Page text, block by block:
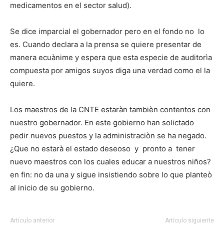
medicamentos en el sector salud).
Se dice imparcial el gobernador pero en el fondo no lo
es. Cuando declara a la prensa se quiere presentar de
manera ecuànime y espera que esta especie de auditorìa
compuesta por amigos suyos diga una verdad como el la
quiere.
Los maestros de la CNTE estaràn tambièn contentos con
nuestro gobernador. En este gobierno han solictado
pedir nuevos puestos y la administraciòn se ha negado.
¿Que no estarà el estado deseoso y pronto a tener
nuevo maestros con los cuales educar a nuestros niños?
en fin: no da una y sigue insistiendo sobre lo que planteò
al inicio de su gobierno.
Artículo anterior Artículo siguiente